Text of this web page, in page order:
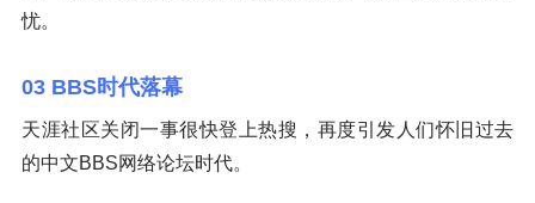
忧。
03 BBS时代落幕
天涯社区关闭一事很快登上热搜，再度引发人们怀旧过去
的中文BBS网络论坛时代。